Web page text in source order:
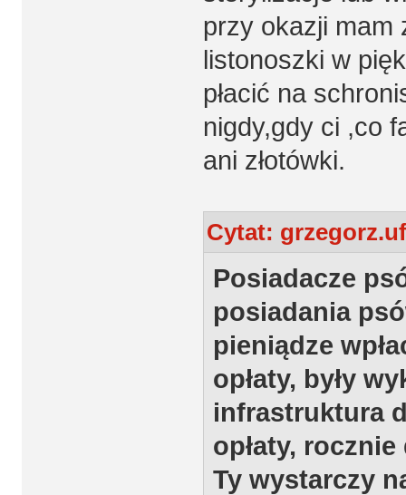
przy okazji mam
listonoszki w
płacić na
nigdy,gdy ci ,co
ani złotówki.
Cytat:
Posiadacze
posiadania
pieniądze
opłaty, były
infrastruktura
opłaty,
Ty wystarczy